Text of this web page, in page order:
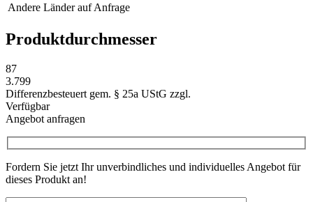
Andere Länder auf Anfrage
Produktdurchmesser
87
3.799
Differenzbesteuert gem. § 25a UStG zzgl.
Verfügbar
Angebot anfragen
Fordern Sie jetzt Ihr unverbindliches und individuelles Angebot für
dieses Produkt an!